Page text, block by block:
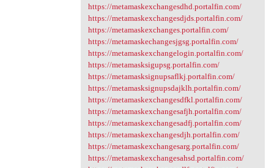
https://metamaskexchangesdhd.portalfin.com/
https://metamaskexchangesdjds.portalfin.com/
https://metamaskexchanges.portalfin.com/
https://metamaskechangesjgsg.portalfin.com/
https://metamaskexchangelogin.portalfin.com/
https://metamasksigupsg.portalfin.com/
https://metamasksignupsaflkj.portalfin.com/
https://metamasksignupsdajklh.portalfin.com/
https://metamaskexchangesdfkl.portalfin.com/
https://metamaskexchangesafjh.portalfin.com/
https://metamaskexchangesadfj.portalfin.com/
https://metamaskexchangesdjh.portalfin.com/
https://metamaskexchangesarg.portalfin.com/
https://metamaskexchangesahsd.portalfin.com/